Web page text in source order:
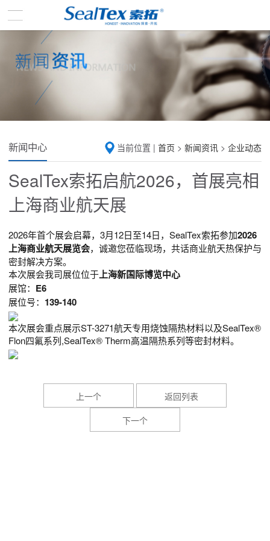
新闻中心 当前位置 |首页 >新闻资讯 >企业动态
SealTex索拓启航2026，首展亮相
上海商业航天展
2026年首个展会启幕， 3月12日至14日， SealTex索拓参加2026
上海商业航天展览会，诚邀您莅临现场，共话商业航天热保护与
密封解决方案。
本次展会我司展位位于上海新国际博览中心
展馆： E6
展位号： 139-140
本次展会重点展示ST-3271航天专用烧蚀隔热材料以及SealTex®
Flon四氟系列,SealTex®Therm高温隔热系列等密封材料。
上一个
返回列表
下一个